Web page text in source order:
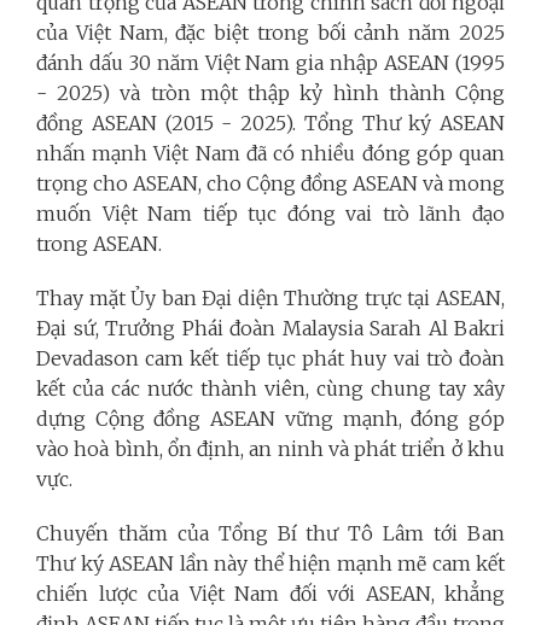
của Việt Nam, đặc biệt trong bối cảnh năm 2025
đánh dấu 30 năm Việt Nam gia nhập ASEAN (1995
- 2025) và tròn một thập kỷ hình thành Cộng
đồng ASEAN (2015 - 2025). Tổng Thư ký ASEAN
nhấn mạnh Việt Nam đã có nhiều đóng góp quan
trọng cho ASEAN, cho Cộng đồng ASEAN và mong
muốn Việt Nam tiếp tục đóng vai trò lãnh đạo
trong ASEAN.
Thay mặt Ủy ban Đại diện Thường trực tại ASEAN,
Đại sứ, Trưởng Phái đoàn Malaysia Sarah Al Bakri
Devadason cam kết tiếp tục phát huy vai trò đoàn
kết của các nước thành viên, cùng chung tay xây
dựng Cộng đồng ASEAN vững mạnh, đóng góp
vào hoà bình, ổn định, an ninh và phát triển ở khu
vực.
Chuyến thăm của Tổng Bí thư Tô Lâm tới Ban
Thư ký ASEAN lần này thể hiện mạnh mẽ cam kết
chiến lược của Việt Nam đối với ASEAN, khẳng